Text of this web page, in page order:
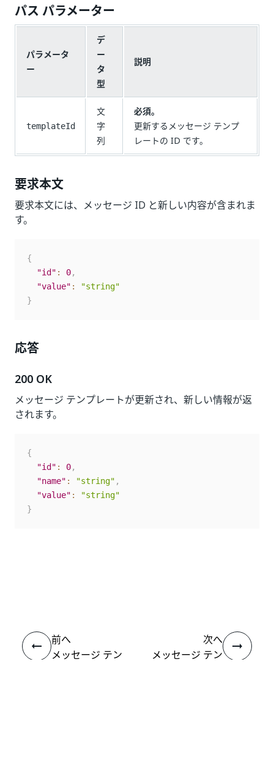
パス パラメーター
パラメータ
ー
デ
ー
タ
型
説明
templateId
文
字
列
必須。
更新するメッセージ テンプ
レートの ID です。
要求本文
要求本文には、メッセージ ID と新しい内容が含まれま
す。
{
"id" : 0,
"value" :
"string"
}
応答
200 OK
メッセージ テンプレートが更新され、新しい情報が返
されます。
{
"id" : 0,
"name" : "string" ,
"value" :
"string"
}
前へ
メッセージ テン
次へ
メッセージ テン